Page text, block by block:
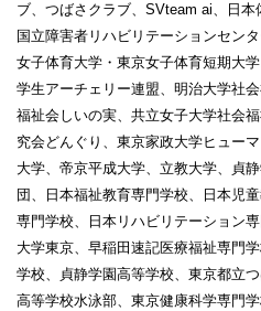
ブ、つばさクラブ、SVteam ai、日本
国立障害者リハビリテーションセン
女子体育大学・東京女子体育短期大
学生アーチェリー連盟、明治大学社
福祉会しいの実、共立女子大学社会
究会どんぐり、東京家政大学ヒュー
大学、帝京平成大学、立教大学、貞
団、日本福祉教育専門学校、日本児
専門学校、日本リハビリテーション
大学東京、早稲田速記医療福祉専門
学校、貞静学園高等学校、東京都立
高等学校水泳部、東京健康科学専門